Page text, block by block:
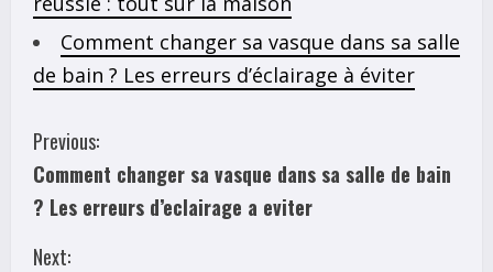
Comment changer sa vasque dans sa salle
de bain ? Les erreurs d’éclairage à éviter
C
o
n
Previous:
Comment changer sa vasque dans sa salle de bain
? Les erreurs d’eclairage a eviter
Next: